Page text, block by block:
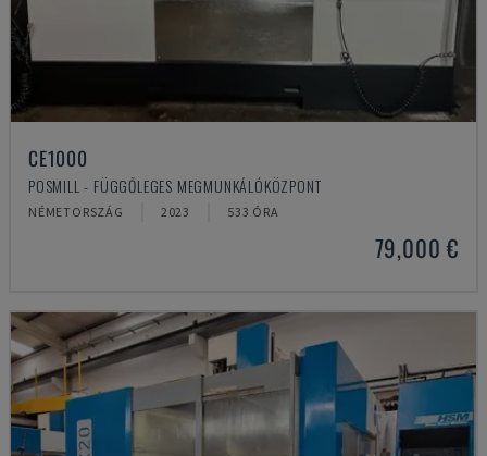
CE1000
POSMILL - FÜGGŐLEGES MEGMUNKÁLÓKÖZPONT
NÉMETORSZÁG 2023 533 ÓRA
79,000 €